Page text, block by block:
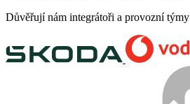
Důvěřují nám integrátoři a provozní týmy